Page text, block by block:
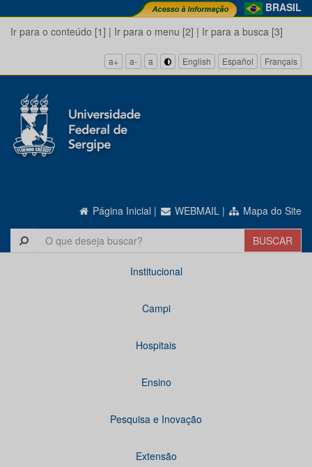
BRASIL
Ir para o conteúdo [1] | Ir para o menu [2] | Ir para a busca [3]
a+ a- a English Español Français
Página Inicial | WEBMAIL | Mapa do Site
Institucional
Campi
Hospitais
Ensino
Pesquisa e Inovação
Extensão